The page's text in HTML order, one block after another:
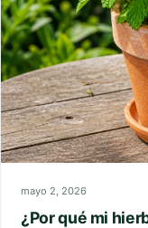
mayo 2, 2026
¿Por qué mi